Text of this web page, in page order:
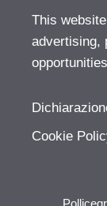
This
advertising,
Cookie